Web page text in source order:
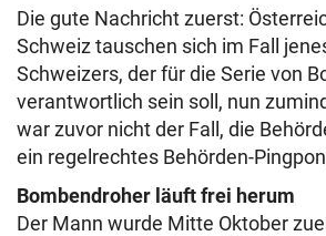
Die gute Nachricht zuerst:
Schweiz tauschen sich im Fall
Schweizers, der für die Serie von
verantwortlich sein soll, nun
war zuvor nicht der Fall, die
ein regelrechtes Behörden-
Bombendroher läuft frei herum
Der Mann wurde Mitte Oktober